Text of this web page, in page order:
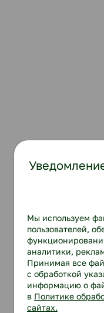
Мы используем
пользователей,
аналитики,
Принимая все
с обработкой
информацию о
в Политике
сайтах.